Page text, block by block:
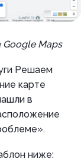
Maps
Решаем
карте
в
ниже: